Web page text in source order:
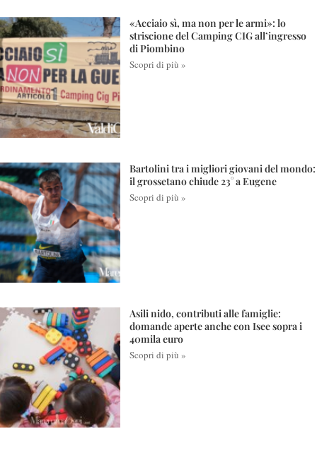
«Acciaio sì, ma non per le armi»: lo
striscione del Camping CIG all’ingresso
di Piombino
Scopri di più »
Bartolini tra i migliori giovani del mondo:
il grossetano chiude 23° a Eugene
Scopri di più »
Asili nido, contributi alle famiglie:
domande aperte anche con Isee sopra i
40mila euro
Scopri di più »